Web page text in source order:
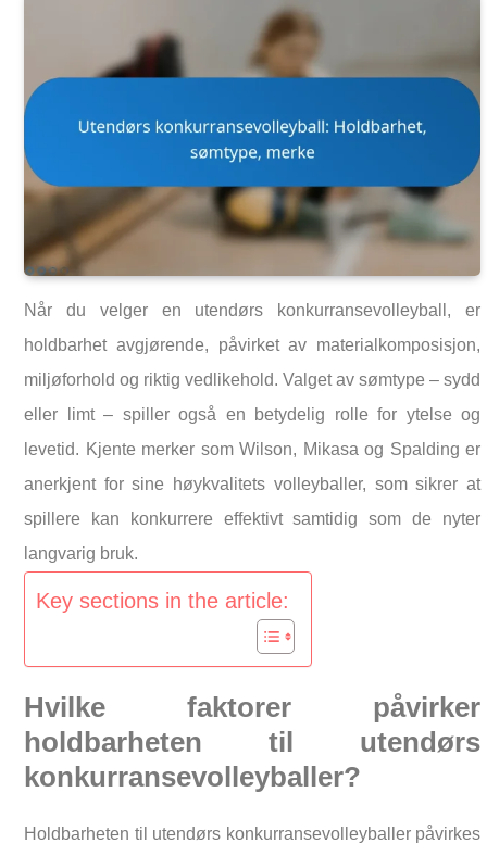
Når du velger en utendørs konkurransevolleyball, er
holdbarhet avgjørende, påvirket av materialkomposisjon,
miljøforhold og riktig vedlikehold. Valget av sømtype – sydd
eller limt – spiller også en betydelig rolle for ytelse og
levetid. Kjente merker som Wilson, Mikasa og Spalding er
anerkjent for sine høykvalitets volleyballer, som sikrer at
spillere kan konkurrere effektivt samtidig som de nyter
langvarig bruk.
Key sections in the article:
Hvilke faktorer påvirker
holdbarheten til utendørs
konkurransevolleyballer?
Holdbarheten til utendørs konkurransevolleyballer påvirkes